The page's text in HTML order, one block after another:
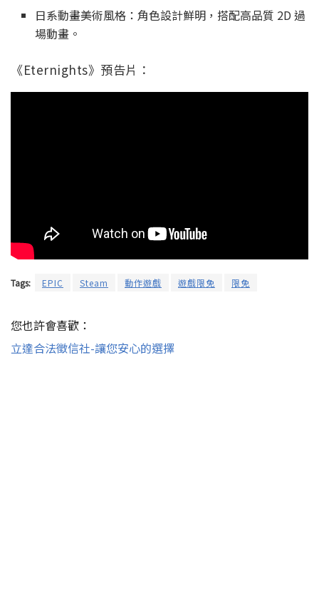
日系動畫美術風格：角色設計鮮明，搭配高品質 2D 過
場動畫。
《Eternights》預告片：
Tags: EPIC Steam 動作遊戲 遊戲限免 限免
您也許會喜歡：
立達合法徵信社-讓您安心的選擇